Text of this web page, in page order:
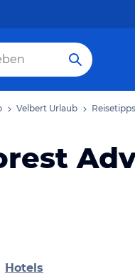
Velbert Urlaub
Hotels